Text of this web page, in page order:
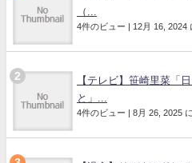
（...
4件のビュー | 12月 16, 2024
【テレビ】笹崎里菜「
と」...
4件のビュー | 8月 26, 2025